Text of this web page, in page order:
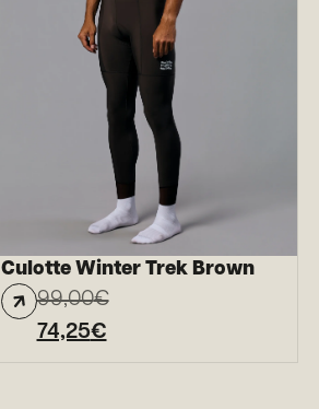
Culotte Winter Trek Brown
99,00€
74,25€